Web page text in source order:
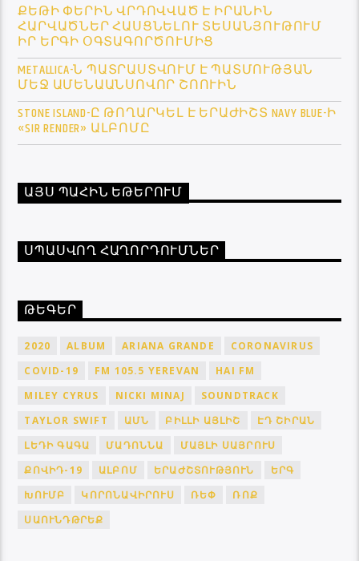
ՔԵԹԻ ՓԵՐԻՆ ՎՐԴՈՎՎԱԾ Է ԻՐԱՆԻՆ
ՀԱՐՎԱԾՆԵՐ ՀԱՍՑՆԵԼՈՒ ՏԵՍԱՆՅՈՒԹՈՒՄ
ԻՐ ԵՐԳԻ ՕԳՏԱԳՈՐԾՈՒՄԻՑ
METALLICA-Ն ՊԱՏՐԱՍՏՎՈՒՄ Է ՊԱՏՄՈՒԹՅԱՆ
ՄԵՋ ԱՄԵՆԱԱՆՍՈՎՈՐ ՇՈՈՒԻՆ
STONE ISLAND-Ը ԹՈՂԱՐԿԵԼ Է ԵՐԱԺԻՇՏ NAVY BLUE-Ի
«SIR RENDER» ԱԼԲՈՄԸ
ԱՅՍ ՊԱՀԻՆ ԵԹԵՐՈՒՄ
ՍՊԱՍՎՈՂ ՀԱՂՈՐԴՈՒՄՆԵՐ
ԹԵԳԵՐ
2020 ALBUM ARIANA GRANDE
CORONAVIRUS
COVID-19
FM 105.5 YEREVAN
HAI FM
MILEY CYRUS
NICKI MINAJ
SOUNDTRACK
TAYLOR SWIFT
ԱՄՆ ԲԻԼԼԻ ԱՅԼԻՇ
ԷԴ ՇԻՐԱՆ
ԼԵԴԻ ԳԱԳԱ
ՄԱԴՈՆՆԱ
ՄԱՅԼԻ ՍԱՅՐՈՒՍ
ՔՈՎԻԴ-19
ԱԼԲՈՄ ԵՐԱԺՇՏՈՒԹՅՈՒՆ
ԵՐԳ
ԽՈՒՄԲ
ԿՈՐՈՆԱՎԻՐՈՒՍ ՌԵՓ
ՌՈՔ
ՍԱՈՒՆԴԹՐԵՔ